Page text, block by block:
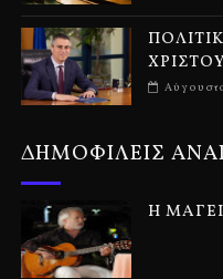
ΔΗΜΟΦΙΛΕΙΣ
Η